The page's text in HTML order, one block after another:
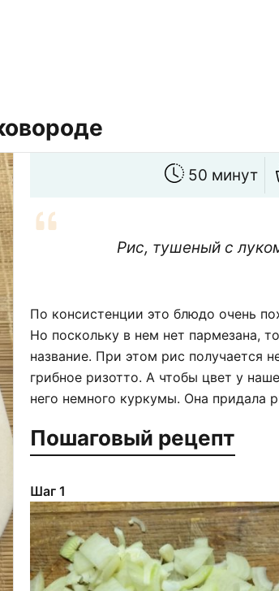
50 минут
Рис, тушеный с
По консистенции это блюдо очень
Но поскольку в нем нет пармезана,
название. При этом рис получается
грибное ризотто. А чтобы цвет у
него немного куркумы. Она придала
Пошаговый рецепт
Шаг 1